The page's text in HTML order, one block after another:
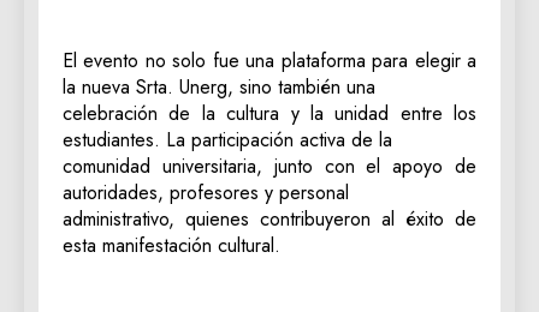
El evento no solo fue una plataforma para elegir a
la nueva Srta. Unerg, sino también una
celebración de la cultura y la unidad entre los
estudiantes. La participación activa de la
comunidad universitaria, junto con el apoyo de
autoridades, profesores y personal
administrativo, quienes contribuyeron al éxito de
esta manifestación cultural.